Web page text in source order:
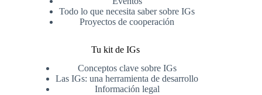
Todo lo que necesita saber sobre IGs
Proyectos de cooperación
Tu kit de IGs
Conceptos clave sobre IGs
Las IGs: una herramienta de desarrollo
Información legal